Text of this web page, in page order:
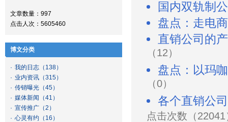
文章数量：997
点击人次：5605460
博文分类
· 我的日志 （138）
· 业内资讯 （315）
· 传销曝光 （45）
· 媒体新闻 （41）
· 宣传推广 （2）
· 心灵有约 （16）
国内双轨制
盘点：走电
直销公司的
（12）
盘点：以玛
（0）
各个直销公
点击次数（